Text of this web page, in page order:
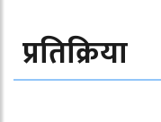
प्रतिक्रिया